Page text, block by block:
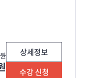
상세정보
수강 신청